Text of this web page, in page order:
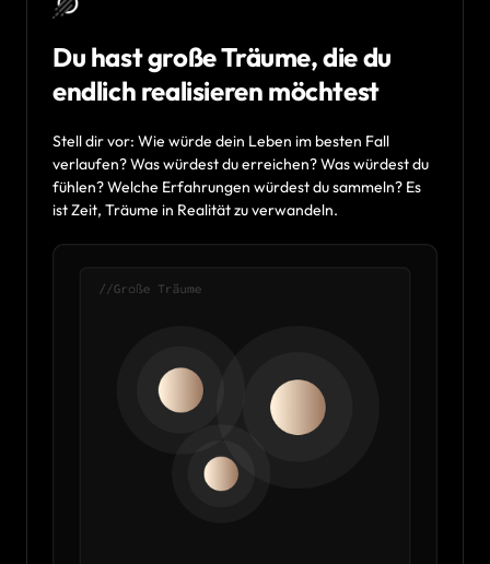
Du hast große Träume, die du
endlich realisieren möchtest
Stell dir vor: Wie würde dein Leben im besten
verlaufen? Was würdest du erreichen? Was würdest
fühlen? Welche Erfahrungen würdest du sammeln?
ist Zeit, Träume in Realität zu verwandeln.